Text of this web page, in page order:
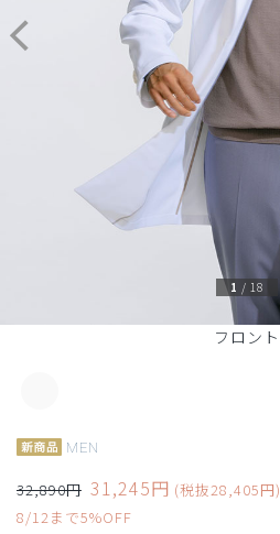
フロント
1 / 18
MEN
32,890円 31,245円 (税抜28,405円)
8/12まで5%OFF